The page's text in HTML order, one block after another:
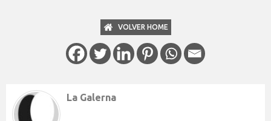
VOLVER HOME
La Galerna